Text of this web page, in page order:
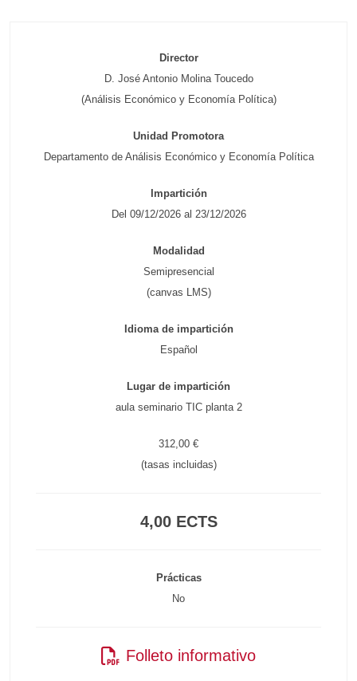
Director
D. José Antonio Molina Toucedo
(Análisis Económico y Economía Política)
Unidad Promotora
Departamento de Análisis Económico y Economía Política
Impartición
Del 09/12/2026 al 23/12/2026
Modalidad
Semipresencial
(canvas LMS)
Idioma de impartición
Español
Lugar de impartición
aula seminario TIC planta 2
312,00 €
(tasas incluidas)
4,00 ECTS
Prácticas
No
Folleto informativo